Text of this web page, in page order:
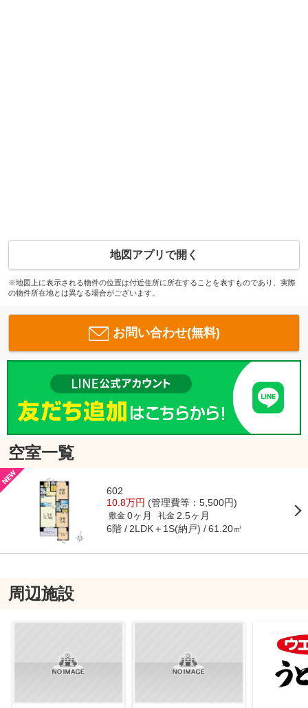
地図アプリで開く
※地図上に表示される物件の位置は付近住所に所在することを表すものであり、実際
の物件所在地とは異なる場合がございます。
お問い合わせ(無料)
空室一覧
602
10.8万円 (管理費等：5,500円)
敷金 0ヶ月 礼金 2.5ヶ月
6階 2LDK＋1S(納戸) 61.20㎡
周辺施設